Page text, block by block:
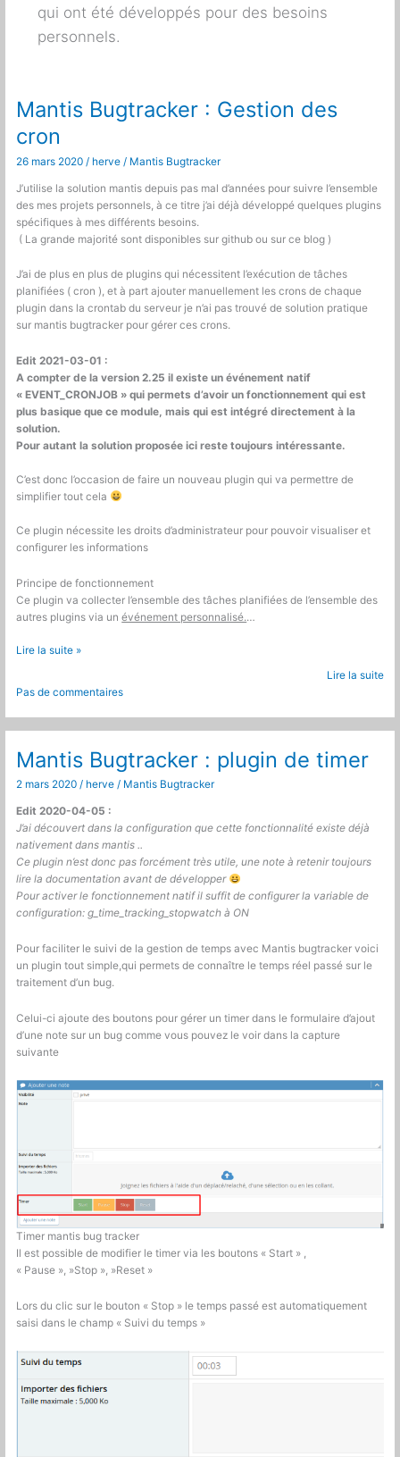
qui ont été développés pour des besoins
personnels.
Mantis Bugtracker : Gestion des
cron
26 mars 2020 / herve / Mantis Bugtracker
J’utilise la solution mantis depuis pas mal d’années pour suivre l’ensemble
des mes projets personnels, à ce titre j’ai déjà développé quelques plugins
spécifiques à mes différents besoins.
( La grande majorité sont disponibles sur github ou sur ce blog )
J’ai de plus en plus de plugins qui nécessitent l’exécution de tâches
planifiées ( cron ), et à part ajouter manuellement les crons de chaque
plugin dans la crontab du serveur je n’ai pas trouvé de solution pratique
sur mantis bugtracker pour gérer ces crons.
Edit 2021-03-01 :
A compter de la version 2.25 il existe un événement natif
« EVENT_CRONJOB » qui permets d’avoir un fonctionnement qui est
plus basique que ce module, mais qui est intégré directement à la
solution.
Pour autant la solution proposée ici reste toujours intéressante.
C’est donc l’occasion de faire un nouveau plugin qui va permettre de
simplifier tout cela
Ce plugin nécessite les droits d’administrateur pour pouvoir visualiser et
configurer les informations
Principe de fonctionnement
Ce plugin va collecter l’ensemble des tâches planifiées de l’ensemble des
autres plugins via unévénement personnalisé.…
Mantis
Gestion
des
cron
Lire la suite »
Lire la suite
Pas de commentaires
Mantis Bugtracker : plugin de timer
2 mars 2020/ herve/ Mantis Bugtracker
Edit 2020-04-05 :
J’ai découvert dans la configuration que cette fonctionnalité existe déjà
nativement dans mantis ..
Ce plugin n’est donc pas forcément très utile, une note à retenir toujours
lire la documentation avant de développer
Pour activer le fonctionnement natif il suffit de configurer la variable de
configuration:g_time_tracking_stopwatch à ON
Pour faciliter le suivi de la gestion de temps avec Mantis bugtracker voici
un plugin tout simple,qui permets de connaître le temps réel passé sur le
traitement d’un bug.
Celui-ci ajoute des boutons pour gérer un timer dans le formulaire d’ajout
d’une note sur un bug comme vous pouvez le voir dans la capture
suivante
Timer mantis bug tracker
Il est possible de modifier le timer via les boutons « Start » ,
« Pause », »Stop », »Reset »
Lors du clic sur le bouton « Stop » le temps passé est automatiquement
saisi dans le champ « Suivi du temps »